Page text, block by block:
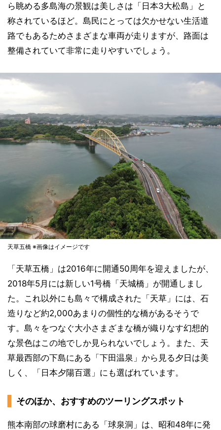
ら眺める多島海の景観は美しさは「日本3大松島」と
称されているほど。島民にとっては欠かせない生活道
路でもあるためさまざまな車両が走りますが、路面は
整備されていて非常に走りやすいでしょう。
天草五橋 ※画像はイメージです
「天草五橋」は2016年に開通50周年を迎えましたが、
2018年5月には新しい1号橋「天城橋」が開通しまし
た。これ以外にも島々で構成された「天草」には、石
造りなど約2,000あまりの個性的な橋があるそうで
す。島々をつなぐ大小さまざまな橋が織りなす幻想的
な景色はこの地でしか見られないでしょう。また、天
草最西部の下島にある「下田温泉」から見る夕日は美
しく、「日本夕陽百選」にも選ばれています。
そのほか、おすすめのツーリングスポット
熊本南部の球磨村にある「球泉洞」は、昭和48年に発